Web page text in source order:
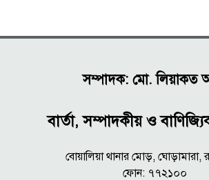
সম্পাদক: মো. লিয়াকত
বার্তা, সম্পাদকীয় ও
বোয়ালিয়া থানার মোড়, ঘোড়ামারা,
ফোন: ৭৭২১০০